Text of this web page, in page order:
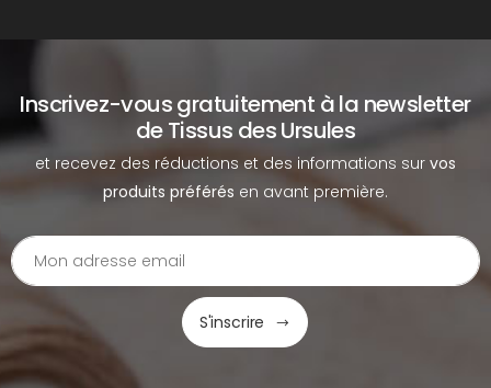
Inscrivez-vous gratuitement à la newsletter
de Tissus des Ursules
et recevez des réductions et des informations sur vos
produits préférés en avant première.
S'inscrire